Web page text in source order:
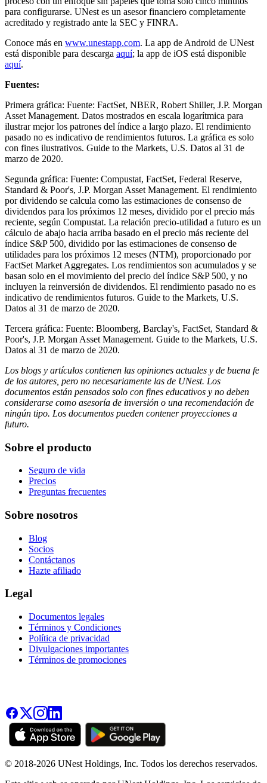
para configurarse. UNest es un asesor financiero completamente
acreditado y registrado ante la SEC y FINRA.
Conoce más en www.unestapp.com. La app de Android de UNest
está disponible para descarga aquí; la app de iOS está disponible
aquí.
Fuentes:
Primera gráfica: Fuente: FactSet, NBER, Robert Shiller, J.P. Morgan
Asset Management. Datos mostrados en escala logarítmica para
ilustrar mejor los patrones del índice a largo plazo. El rendimiento
pasado no es indicativo de rendimientos futuros. La gráfica es solo
con fines ilustrativos. Guide to the Markets, U.S. Datos al 31 de
marzo de 2020.
Segunda gráfica: Fuente: Compustat, FactSet, Federal Reserve,
Standard & Poor's, J.P. Morgan Asset Management. El rendimiento
por dividendo se calcula como las estimaciones de consenso de
dividendos para los próximos 12 meses, dividido por el precio más
reciente, según Compustat. La relación precio-utilidad a futuro es un
cálculo de abajo hacia arriba basado en el precio más reciente del
índice S&P 500, dividido por las estimaciones de consenso de
utilidades para los próximos 12 meses (NTM), proporcionado por
FactSet Market Aggregates. Los rendimientos son acumulados y se
basan solo en el movimiento del precio del índice S&P 500, y no
incluyen la reinversión de dividendos. El rendimiento pasado no es
indicativo de rendimientos futuros. Guide to the Markets, U.S.
Datos al 31 de marzo de 2020.
Tercera gráfica: Fuente: Bloomberg, Barclay's, FactSet, Standard &
Poor's, J.P. Morgan Asset Management. Guide to the Markets, U.S.
Datos al 31 de marzo de 2020.
Los blogs y artículos contienen las opiniones actuales y de buena fe
de los autores, pero no necesariamente las de UNest. Los
documentos están pensados solo con fines educativos y no deben
considerarse como asesoría de inversión o una recomendación de
ningún tipo. Los documentos pueden contener proyecciones a
futuro.
Sobre el producto
Seguro de vida
Precios
Preguntas frecuentes
Sobre nosotros
Blog
Socios
Contáctanos
Hazte afiliado
Legal
Documentos legales
Términos y Condiciones
Política de privacidad
Divulgaciones importantes
Términos de promociones
© 2018-2026 UNest Holdings, Inc. Todos los derechos reservados.